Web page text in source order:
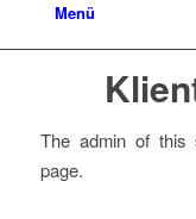
Menü
The admin of this
page.